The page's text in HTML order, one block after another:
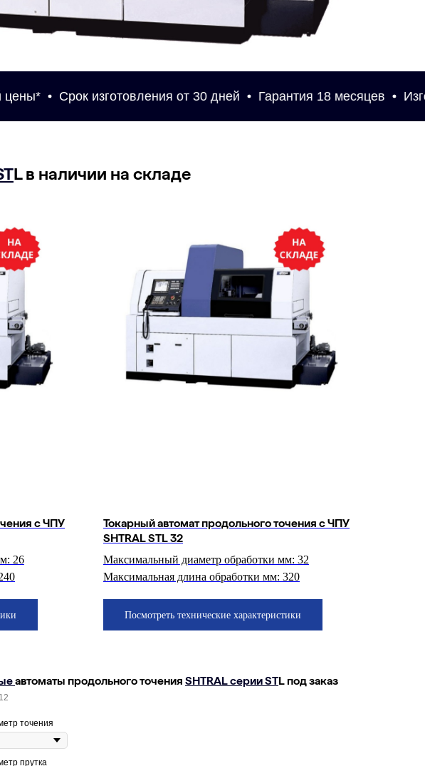
Срок изготовления от 30 дней Гарантия 18 месяцев
L в наличии на складе
с ЧПУ
26
Токарный автомат продольного точения с ЧПУ
SHTRAL STL 32
Максимальный диаметр обработки мм: 32
Максимальная длина обработки мм: 320
Посмотреть технические характеристики
автоматы продольного точения SHTRAL серии STL под заказ
точения
прутка